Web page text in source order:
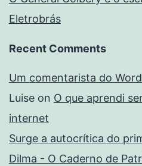
Eletrobrás
Recent Comments
Um comentarista do
Luise on O que aprendi
internet
Surge a autocrítica do
Dilma - O Caderno de